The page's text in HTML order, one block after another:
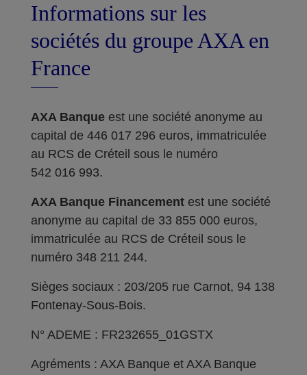
Informations sur les
sociétés du groupe AXA en
France
AXA Banque est une société anonyme au
capital de 446 017 296 euros, immatriculée
au RCS de Créteil sous le numéro
542 016 993.
AXA Banque Financement est une société
anonyme au capital de 33 855 000 euros,
immatriculée au RCS de Créteil sous le
numéro 348 211 244.
Sièges sociaux : 203/205 rue Carnot, 94 138
Fontenay-Sous-Bois.
N° ADEME : FR232655_01GSTX
Agréments : AXA Banque et AXA Banque